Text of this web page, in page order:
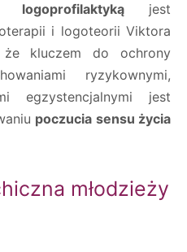
logoprofilaktyką jest
i logoteorii Viktora
że kluczem do ochrony
ryzykownymi,
egzystencjalnymi jest
poczucia sensu życia
młodzieży